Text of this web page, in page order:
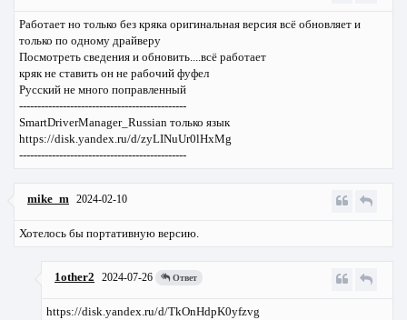
Работает но только без кряка оригинальная версия всё обновляет и
только по одному драйверу
Посмотреть сведения и обновить....всё работает
кряк не ставить он не рабочий фуфел
Русский не много поправленный
----------------------------------------------
SmartDriverManager_Russian только язык
https://disk.yandex.ru/d/zyLINuUr0lHxMg
----------------------------------------------
mike_m 2024-02-10
Хотелось бы портативную версию.
1other2 2024-07-26 Ответ
https://disk.yandex.ru/d/TkOnHdpK0yfzvg